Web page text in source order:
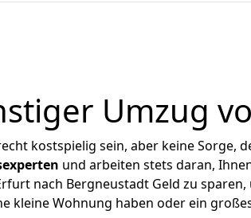
Umzug
kostspielig sein, aber keine Sorge,
und arbeiten stets daran,
nach Bergneustadt Geld zu
kleine Wohnung haben oder ein